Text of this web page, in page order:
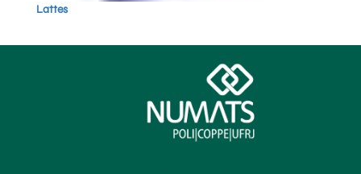
Lattes